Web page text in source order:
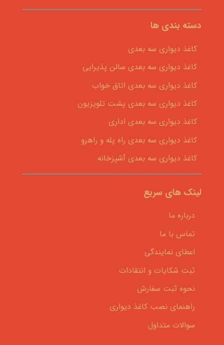
دسته بندی ها
کاغذ دیواری سه بعدی
کاغذ دیواری سه بعدی سالن پذیرایی
کاغذ دیواری سه بعدی اتاق خواب
کاغذ دیواری سه بعدی پشت تلویزیون
کاغذ دیواری سه بعدی اداری
کاغذ دیواری سه بعدی راه پله و راهرو
کاغذ دیواری سه بعدی آشپزخانه
لینک های سریع
درباره ما
تماس با ما
اعطای نمایندگی
ثبت شکایات و انتقادات
نحوه ثبت سفارش
راهنمای نصب کاغذ دیواری
سوالات متداول